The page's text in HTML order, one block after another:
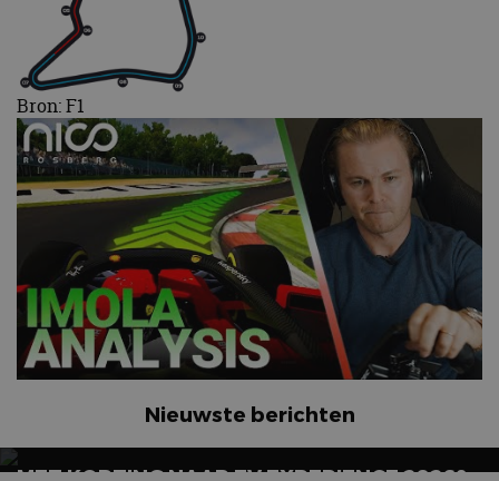
Bron: F1
Nieuwste berichten
MET KORTING NAAR EV EXPERIENCE 2026?